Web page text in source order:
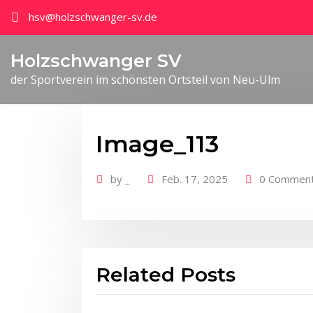
hsv@holzschwanger-sv.de
Holzschwanger SV
der Sportverein im schönsten Ortsteil von Neu-Ulm
Image_113
by Feb. 17, 2025 0
Related Posts